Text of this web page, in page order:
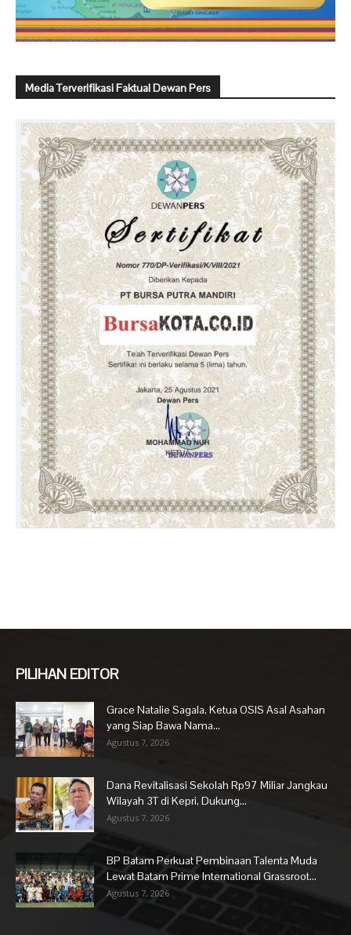
Media Terverifikasi Faktual Dewan Pers
PILIHAN EDITOR
Grace Natalie Sagala, Ketua OSIS Asal Asahan
yang Siap Bawa Nama...
Agustus 7, 2026
Dana Revitalisasi Sekolah Rp97 Miliar Jangkau
Wilayah 3T di Kepri, Dukung...
Agustus 7, 2026
BP Batam Perkuat Pembinaan Talenta Muda
Lewat Batam Prime International Grassroot...
Agustus 7, 2026